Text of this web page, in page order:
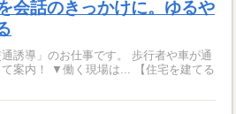
会話のきっかけに。ゆるや
お仕事です。 歩行者や車が通
住宅を建てる